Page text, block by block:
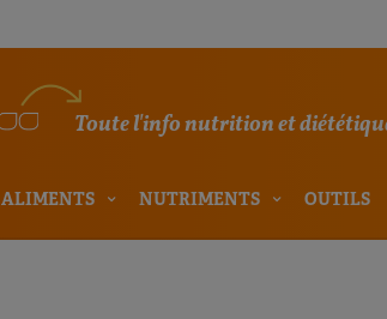
Toute l'info nutrition et
ALIMENTS NUTRIMENTS OUTILS